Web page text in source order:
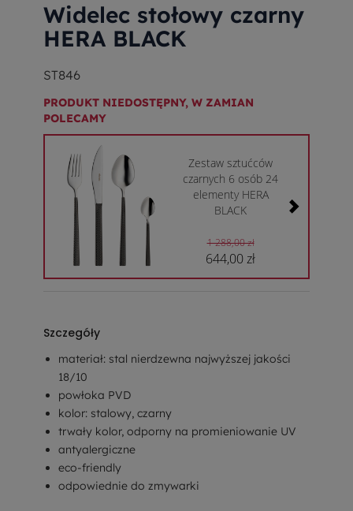
Widelec stołowy czarny
HERA BLACK
ST846
PRODUKT NIEDOSTĘPNY, W ZAMIAN
POLECAMY
Zestaw sztućców
czarnych 6 osób 24
elementy HERA
BLACK
1 288,00 zł
644,00 zł
Szczegóły
materiał: stal nierdzewna najwyższej jakości
18/10
powłoka PVD
kolor: stalowy, czarny
trwały kolor, odporny na promieniowanie UV
antyalergiczne
eco-friendly
odpowiednie do zmywarki